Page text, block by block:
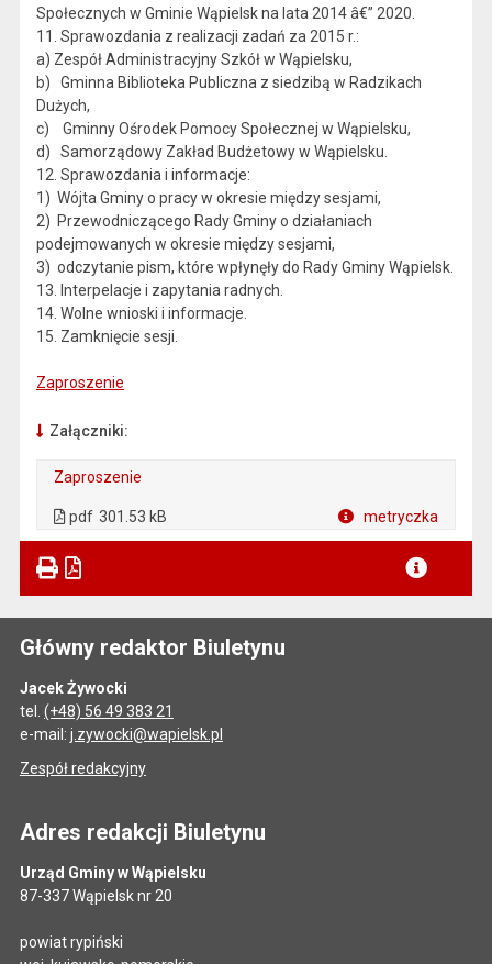
Społecznych w Gminie Wąpielsk na lata 2014 â€” 2020.
11. Sprawozdania z realizacji zadań za 2015 r.:
a) Zespół Administracyjny Szkół w Wąpielsku,
b) Gminna Biblioteka Publiczna z siedzibą w Radzikach
Dużych,
c) Gminny Ośrodek Pomocy Społecznej w Wąpielsku,
d) Samorządowy Zakład Budżetowy w Wąpielsku.
12. Sprawozdania i informacje:
1) Wójta Gminy o pracy w okresie między sesjami,
2) Przewodniczącego Rady Gminy o działaniach
podejmowanych w okresie między sesjami,
3) odczytanie pism, które wpłynęły do Rady Gminy Wąpielsk.
13. Interpelacje i zapytania radnych.
14. Wolne wnioski i informacje.
15. Zamknięcie sesji.
Zaproszenie
Załączniki:
Zaproszenie
pdf 301.53 kB metryczka
Główny redaktor Biuletynu
Jacek Żywocki
tel. (+48) 56 49 383 21
e-mail: j.zywocki@wapielsk.pl
Zespół redakcyjny
Adres redakcji Biuletynu
Urząd Gminy w Wąpielsku
87-337 Wąpielsk nr 20
powiat rypiński